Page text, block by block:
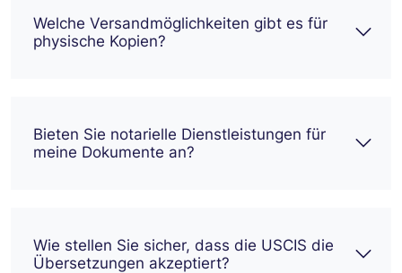
Welche Versandmöglichkeiten gibt es für
physische Kopien?
Bieten Sie notarielle Dienstleistungen für
meine Dokumente an?
Wie stellen Sie sicher, dass die USCIS die
Übersetzungen akzeptiert?